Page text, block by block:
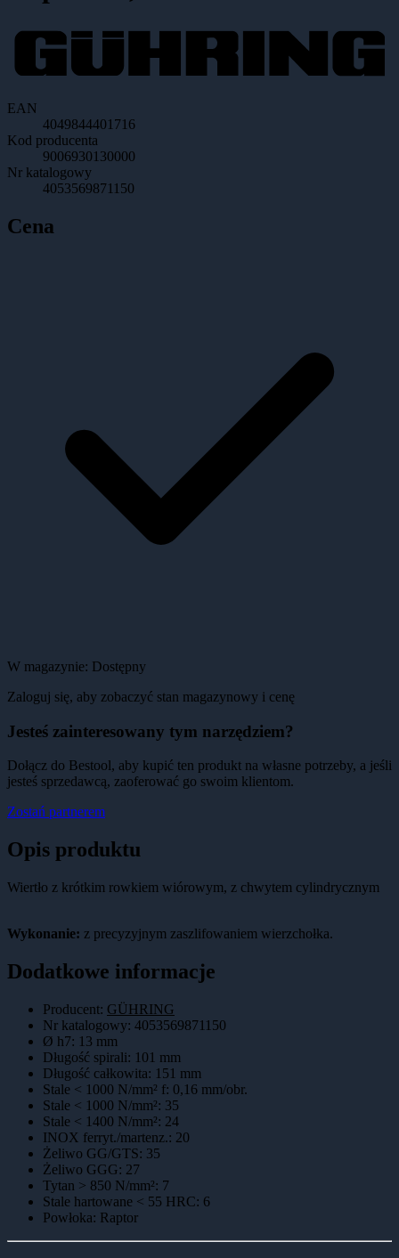
EAN
4049844401716
Kod producenta
9006930130000
Nr katalogowy
4053569871150
Cena
W magazynie: Dostępny
Zaloguj się, aby zobaczyć stan magazynowy i cenę
Jesteś zainteresowany tym narzędziem?
Dołącz do Bestool, aby kupić ten produkt na własne potrzeby, a jeśli
jesteś sprzedawcą, zaoferować go swoim klientom.
Zostań partnerem
Opis produktu
Wiertło z krótkim rowkiem wiórowym, z chwytem cylindrycznym
Wykonanie: z precyzyjnym zaszlifowaniem wierzchołka.
Dodatkowe informacje
Producent: GÜHRING
Nr katalogowy: 4053569871150
Ø h7: 13 mm
Długość spirali: 101 mm
Długość całkowita: 151 mm
Stale < 1000 N/mm² f: 0,16 mm/obr.
Stale < 1000 N/mm²: 35
Stale < 1400 N/mm²: 24
INOX ferryt./martenz.: 20
Żeliwo GG/GTS: 35
Żeliwo GGG: 27
Tytan > 850 N/mm²: 7
Stale hartowane < 55 HRC: 6
Powłoka: Raptor